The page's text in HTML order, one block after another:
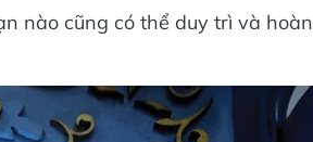
nào cũng có thể duy trì và hoàn